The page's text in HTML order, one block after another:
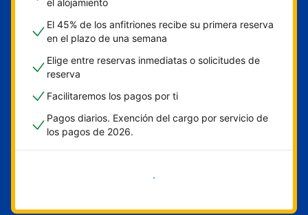
el alojamiento
El 45% de los anfitriones recibe su primera reserva
en el plazo de una semana
Elige entre reservas inmediatas o solicitudes de
reserva
Facilitaremos los pagos por ti
Pagos diarios. Exención del cargo por servicio de
los pagos de 2026.
Empieza ahora